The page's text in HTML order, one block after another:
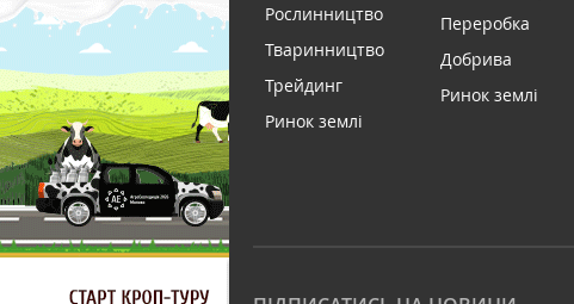
Рослинництво
Тваринництво
Трейдинг
Ринок землі
Переробка
Добрива
Ринок землі